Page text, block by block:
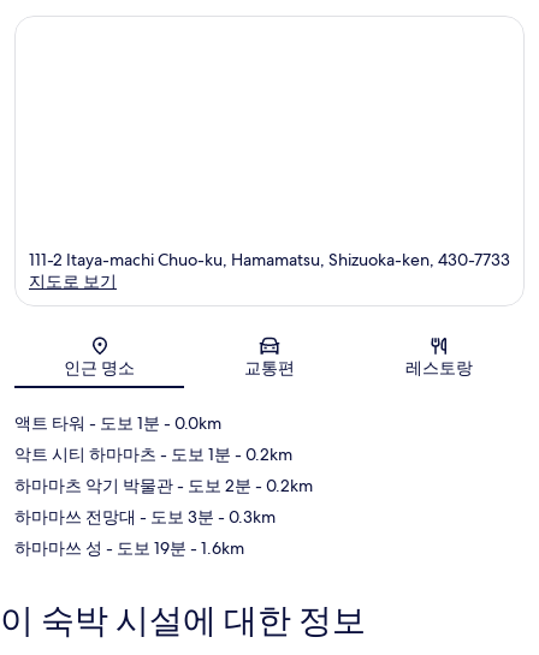
지도
111-2 Itaya-machi Chuo-ku, Hamamatsu, Shizuoka-ken, 430-7733
지도로 보기
인근 명소 교통편 레스토랑
액트 타워 - 도보 1분 - 0.0km
악트 시티 하마마츠 - 도보 1분 - 0.2km
하마마츠 악기 박물관- 도보 2분 - 0.2km
하마마쓰 전망대 - 도보 3분 - 0.3km
하마마쓰 성 - 도보 19분 - 1.6km
이 숙박 시설에 대한 정보